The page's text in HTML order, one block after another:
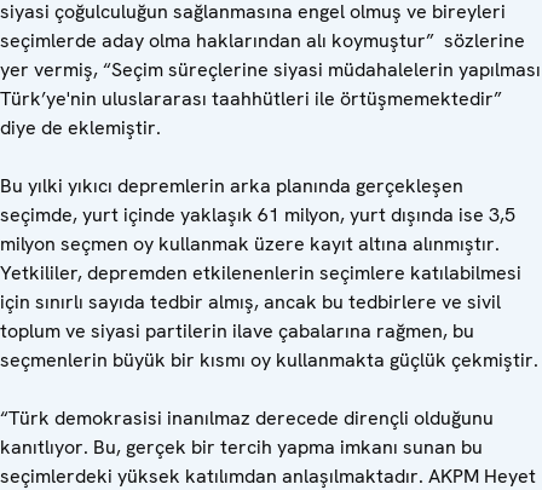
siyasi çoğulculuğun sağlanmasına engel olmuş ve bireyleri
seçimlerde aday olma haklarından alı koymuştur” sözlerine
yer vermiş, “Seçim süreçlerine siyasi müdahalelerin yapılması
Türk’ye'nin uluslararası taahhütleri ile örtüşmemektedir”
diye de eklemiştir.
Bu yılki yıkıcı depremlerin arka planında gerçekleşen
seçimde, yurt içinde yaklaşık 61 milyon, yurt dışında ise 3,5
milyon seçmen oy kullanmak üzere kayıt altına alınmıştır.
Yetkililer, depremden etkilenenlerin seçimlere katılabilmesi
için sınırlı sayıda tedbir almış, ancak bu tedbirlere ve sivil
toplum ve siyasi partilerin ilave çabalarına rağmen, bu
seçmenlerin büyük bir kısmı oy kullanmakta güçlük çekmiştir.
“Türk demokrasisi inanılmaz derecede dirençli olduğunu
kanıtlıyor. Bu, gerçek bir tercih yapma imkanı sunan bu
seçimlerdeki yüksek katılımdan anlaşılmaktadır. AKPM Heyet